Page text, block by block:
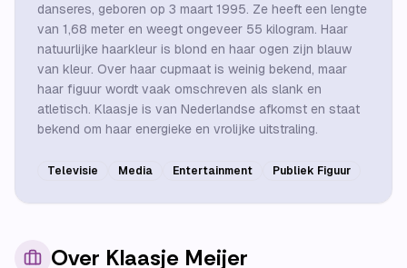
danseres, geboren op 3 maart 1995. Ze heeft een lengte
van 1,68 meter en weegt ongeveer 55 kilogram. Haar
natuurlijke haarkleur is blond en haar ogen zijn blauw
van kleur. Over haar cupmaat is weinig bekend, maar
haar figuur wordt vaak omschreven als slank en
atletisch. Klaasje is van Nederlandse afkomst en staat
bekend om haar energieke en vrolijke uitstraling.
Televisie Media Entertainment Publiek Figuur
Over Klaasje Meijer